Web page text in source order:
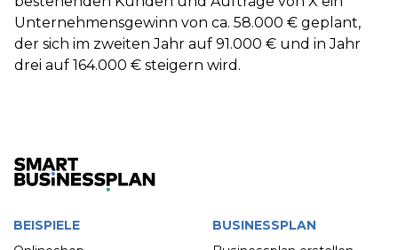
Unternehmensgewinn von ca. 58.000 € geplant,
der sich im zweiten Jahr auf 91.000 € und in Jahr
drei auf 164.000 € steigern wird.
BEISPIELE
BUSINESSPLAN